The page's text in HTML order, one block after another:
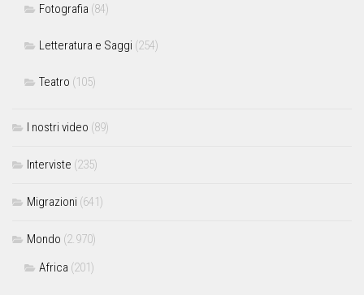
Fotografia (84)
Letteratura e Saggi (254)
Teatro (105)
I nostri video (89)
Interviste (235)
Migrazioni (641)
Mondo (2.970)
Africa (201)